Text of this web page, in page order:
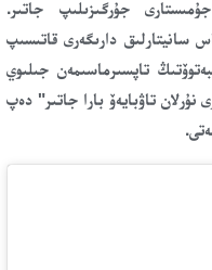
جۇرگىزىلىپ جاتىر.
سانيتارلىق دارىگەرى قاتىسىپ
تاپسىرماسىمەن جىلىوي
نۇرلان تاۋبايەۆ بارا جاتىر" دەپ